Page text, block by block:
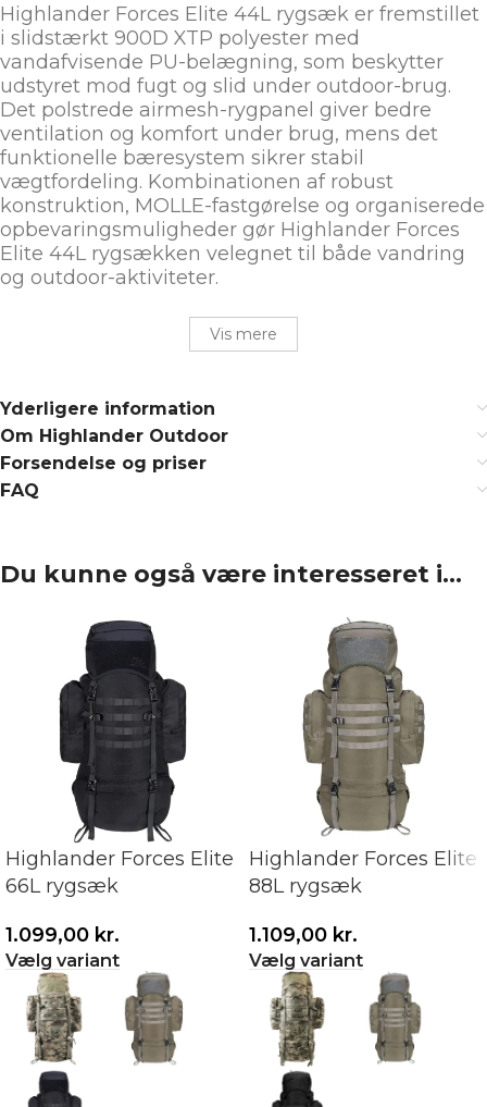
Highlander Forces Elite 44L rygsæk er fremstillet
i slidstærkt 900D XTP polyester med
vandafvisende PU-belægning, som beskytter
udstyret mod fugt og slid under outdoor-brug.
Det polstrede airmesh-rygpanel giver bedre
ventilation og komfort under brug, mens det
funktionelle bæresystem sikrer stabil
vægtfordeling. Kombinationen af robust
konstruktion, MOLLE-fastgørelse og organiserede
opbevaringsmuligheder gør Highlander Forces
Elite 44L rygsækken velegnet til både vandring
og outdoor-aktiviteter.
Vis mere
Yderligere information
Om Highlander Outdoor
Forsendelse og priser
FAQ
Du kunne også være interesseret i…
Highlander Forces Elite
66L rygsæk
1.099,00 kr.
Vælg variant
Highlander Forces Elite
88L rygsæk
1.109,00 kr.
Vælg variant